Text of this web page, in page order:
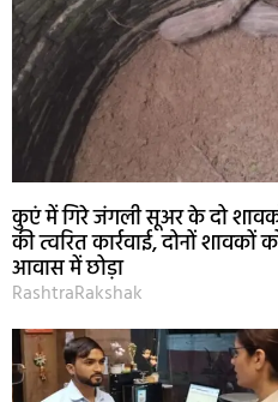
कुएं में गिरे जंगली सूअर के दो
की त्वरित कार्रवाई, दोनों
आवास में छोड़ा
RashtraRakshak